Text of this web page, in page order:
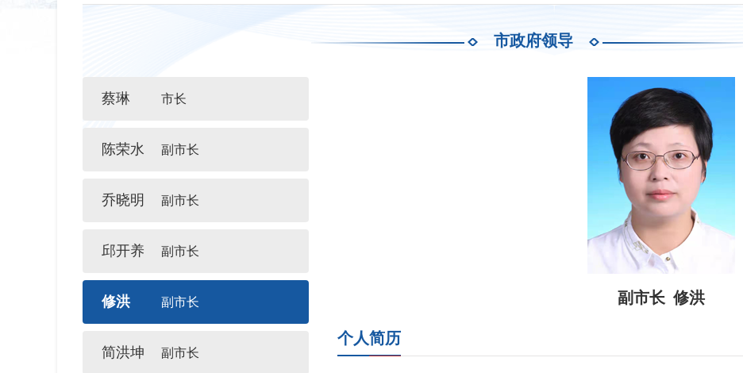
市政府领导
蔡琳 市长
陈荣水 副市长
乔晓明 副市长
邱开养 副市长
修洪 副市长
简洪坤 副市长
副市长 修洪
个人简历